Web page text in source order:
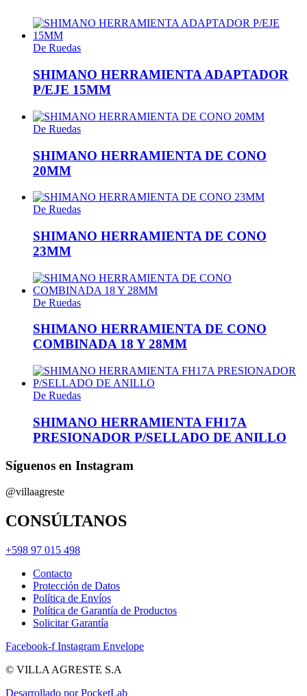
De Ruedas
SHIMANO HERRAMIENTA ADAPTADOR
P/EJE 15MM
De Ruedas
SHIMANO HERRAMIENTA DE CONO
20MM
De Ruedas
SHIMANO HERRAMIENTA DE CONO
23MM
De Ruedas
SHIMANO HERRAMIENTA DE CONO
COMBINADA 18 Y 28MM
De Ruedas
SHIMANO HERRAMIENTA FH17A
PRESIONADOR P/SELLADO DE ANILLO
Síguenos en Instagram
@villaagreste
CONSÚLTANOS
+598 97 015 498
Contacto
Protección de Datos
Política de Envíos
Política de Garantía de Productos
Solicitar Garantía
Facebook-f Instagram Envelope
© VILLA AGRESTE S.A
Desarrollado por PocketLab